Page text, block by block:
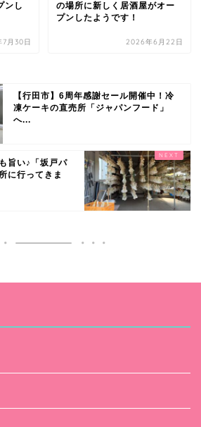
ンし
月30日
の場所に新しく居酒屋がオー
プンしたようです！
2026年6月22日
【行田市】6周年感謝セール開催中！冷
凍ケーキの直売所「ジャパンフード」
へ...
旨い♪「坂戸パ
に行ってきま